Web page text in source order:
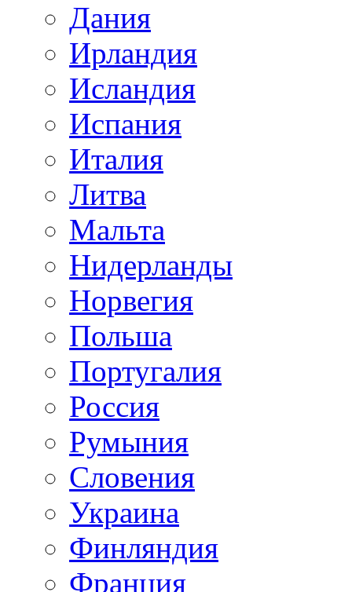
Дания
Ирландия
Исландия
Испания
Италия
Литва
Мальта
Нидерланды
Норвегия
Польша
Португалия
Россия
Румыния
Словения
Украина
Финляндия
Франция